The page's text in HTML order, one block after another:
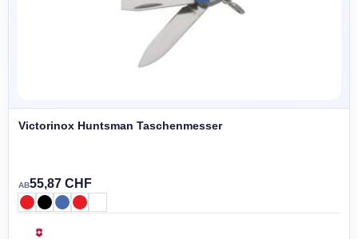
Victorinox Huntsman Taschenmesser
AB55,87 CHF